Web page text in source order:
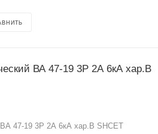
ВА 47-19 3Р 2А 6кА хар.B
47-19 3Р 2А 6кА хар.B SHCET